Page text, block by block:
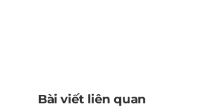
Bài viết liên quan